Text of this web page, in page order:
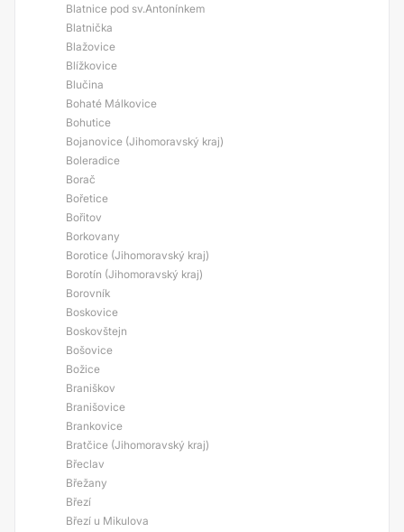
Blatnice pod sv.Antonínkem
Blatnička
Blažovice
Blížkovice
Blučina
Bohaté Málkovice
Bohutice
Bojanovice (Jihomoravský kraj)
Boleradice
Borač
Bořetice
Bořitov
Borkovany
Borotice (Jihomoravský kraj)
Borotín (Jihomoravský kraj)
Borovník
Boskovice
Boskovštejn
Bošovice
Božice
Braniškov
Branišovice
Brankovice
Bratčice (Jihomoravský kraj)
Břeclav
Břežany
Březí
Březí u Mikulova